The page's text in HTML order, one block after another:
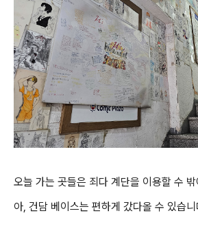
오늘 가는 곳들은 죄다 계단을 이용할 수
아, 건담 베이스는 편하게 갔다올 수 있습니